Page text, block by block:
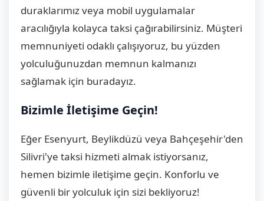
duraklarımız veya mobil uygulamalar
aracılığıyla kolayca taksi çağırabilirsiniz. Müşteri
memnuniyeti odaklı çalışıyoruz, bu yüzden
yolculuğunuzdan memnun kalmanızı
sağlamak için buradayız.
Bizimle İletişime Geçin!
Eğer Esenyurt, Beylikdüzü veya Bahçeşehir'den
Silivri'ye taksi hizmeti almak istiyorsanız,
hemen bizimle iletişime geçin. Konforlu ve
güvenli bir yolculuk için sizi bekliyoruz!